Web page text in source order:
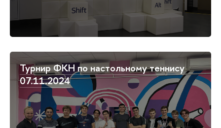
Турнир ФКН по настольному теннису
07.11.2024